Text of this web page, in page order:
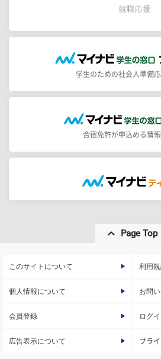
学生のための社会人準備
合宿免許が申込める情
Page Top
このサイトについて 利用
個人情報について お問
会員登録 ログ
広告表示について プラ